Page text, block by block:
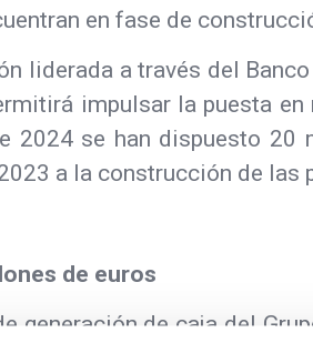
en fase de
liderada a través del
impulsar la puesta
se han dispuesto 20
a la construcción de
de euros
de caja del